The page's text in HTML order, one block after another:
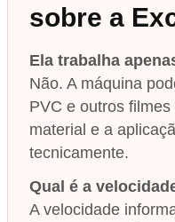
sobre a
Ela trabalha
Não. A máquina
PVC e outros
material e a
tecnicamente.
Qual é a
A velocidade